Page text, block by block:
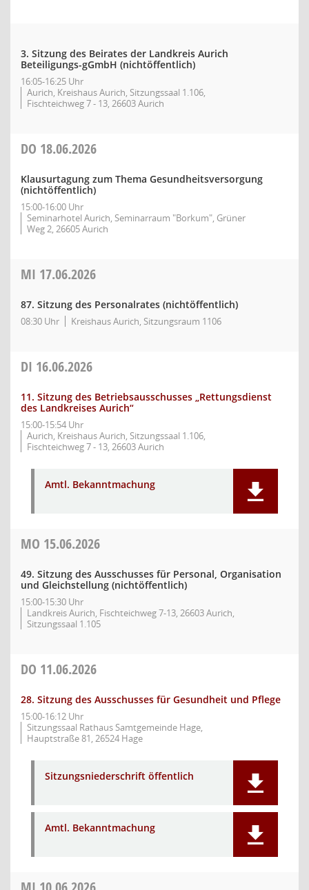
3. Sitzung des Beirates der Landkreis Aurich
Beteiligungs-gGmbH (nichtöffentlich)
16:05-16:25 Uhr
Aurich, Kreishaus Aurich, Sitzungssaal 1.106,
Fischteichweg 7 - 13, 26603 Aurich
DO 18.06.2026
Klausurtagung zum Thema Gesundheitsversorgung
(nichtöffentlich)
15:00-16:00 Uhr
Seminarhotel Aurich, Seminarraum "Borkum", Grüner
Weg 2, 26605 Aurich
MI 17.06.2026
87. Sitzung des Personalrates (nichtöffentlich)
08:30 Uhr Kreishaus Aurich, Sitzungsraum 1106
DI 16.06.2026
11. Sitzung des Betriebsausschusses „Rettungsdienst
des Landkreises Aurich“
15:00-15:54 Uhr
Aurich, Kreishaus Aurich, Sitzungssaal 1.106,
Fischteichweg 7 - 13, 26603 Aurich
Amtl. Bekanntmachung
MO 15.06.2026
49. Sitzung des Ausschusses für Personal, Organisation
und Gleichstellung (nichtöffentlich)
15:00-15:30 Uhr
Landkreis Aurich, Fischteichweg 7-13, 26603 Aurich,
Sitzungssaal 1.105
DO 11.06.2026
28. Sitzung des Ausschusses für Gesundheit und Pflege
15:00-16:12 Uhr
Sitzungssaal Rathaus Samtgemeinde Hage,
Hauptstraße 81, 26524 Hage
Sitzungsniederschrift öffentlich
Amtl. Bekanntmachung